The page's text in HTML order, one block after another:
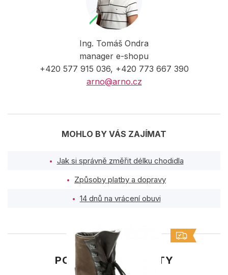
Ing. Tomáš Ondra
manager e-shopu
+420 577 915 036, +420 773 667 390
arno@arno.cz
MOHLO BY VÁS ZAJÍMAT
Jak si správně změřit délku chodidla
Způsoby platby a dopravy
14 dnů na vrácení obuvi
PODOBNÉ PRODUKTY